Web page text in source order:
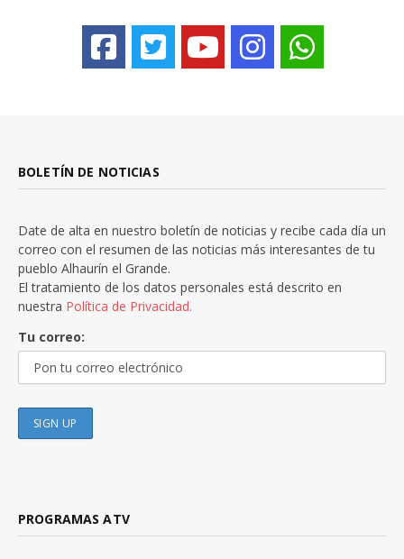
BOLETÍN DE NOTICIAS
Date de alta en nuestro boletín de noticias y recibe cada día un
correo con el resumen de las noticias más interesantes de tu
pueblo Alhaurín el Grande.
El tratamiento de los datos personales está descrito en
nuestra Política de Privacidad.
Tu correo:
PROGRAMAS ATV